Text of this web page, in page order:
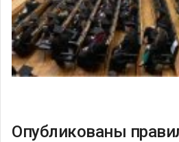
Опубликованы